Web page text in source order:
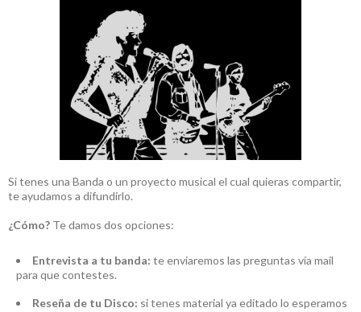
Si tenes una Banda o un proyecto musical el cual quieras compartir,
te ayudamos a difundirlo.
¿Cómo? Te damos dos opciones:
Entrevista a tu banda: te enviaremos las preguntas vía mail
para que contestes.
Reseña de tu Disco: si tenes material ya editado lo esperamos